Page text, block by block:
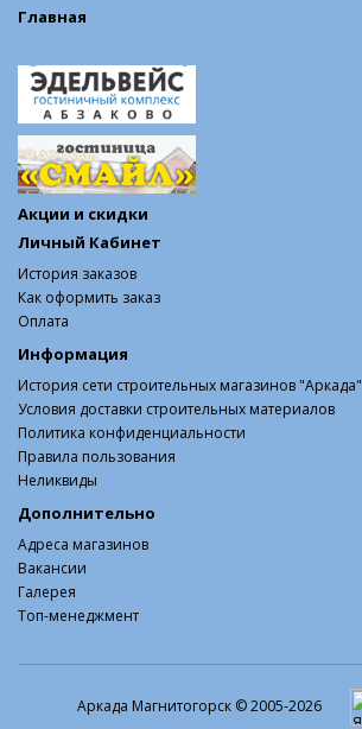
Главная
Акции и скидки
Личный Кабинет
История заказов
Как оформить заказ
Оплата
Информация
История сети строительных магазинов "Аркада"
Условия доставки строительных материалов
Политика конфиденциальности
Правила пользования
Неликвиды
Дополнительно
Адреса магазинов
Вакансии
Галерея
Топ-менеджмент
Аркада Магнитогорск © 2005-2026